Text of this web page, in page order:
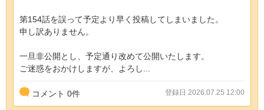
第154話を誤って予定より早く投稿してしまいました。
申し訳ありません。
一旦非公開とし、予定通り改めて公開いたします。
ご迷惑をおかけしますが、よろし...
コメント 0件 登録日 2026.07.25 12:00